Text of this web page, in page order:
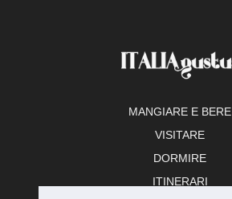
MANGIARE E BERE
VISITARE
DORMIRE
ITINERARI